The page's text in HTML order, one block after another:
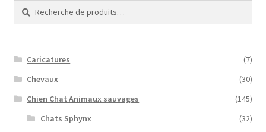
Recherche
pour :
Recherche
Caricatures
(7)
Chevaux
(30)
Chien Chat Animaux sauvages
(145)
Chats Sphynx
(32)